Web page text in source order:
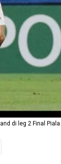
di leg 2 Final